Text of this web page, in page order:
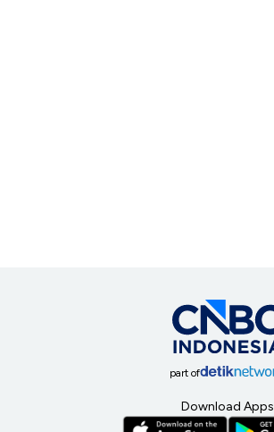
part of
Download Apps